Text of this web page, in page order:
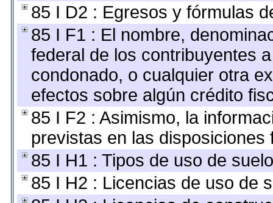
85 I D2 : Egresos y fórmulas
85 I F1 : El nombre,
federal de los contribuyentes
condonado, o cualquier otra
efectos sobre algún crédito
85 I F2 : Asimismo, la
previstas en las disposiciones
85 I H1 : Tipos de uso de
85 I H2 : Licencias de uso de